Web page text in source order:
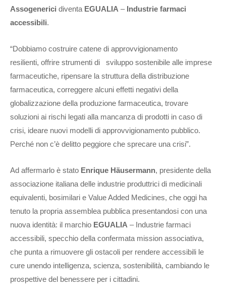
Assogenerici diventa EGUALIA – Industrie farmaci
accessibili.
“Dobbiamo costruire catene di approvvigionamento
resilienti, offrire strumenti di sviluppo sostenibile alle imprese
farmaceutiche, ripensare la struttura della distribuzione
farmaceutica, correggere alcuni effetti negativi della
globalizzazione della produzione farmaceutica, trovare
soluzioni ai rischi legati alla mancanza di prodotti in caso di
crisi, ideare nuovi modelli di approvvigionamento pubblico.
Perché non c’è delitto peggiore che sprecare una crisi”.
Ad affermarlo è stato Enrique Häusermann, presidente della
associazione italiana delle industrie produttrici di medicinali
equivalenti, bosimilari e Value Added Medicines, che oggi ha
tenuto la propria assemblea pubblica presentandosi con una
nuova identità: il marchio EGUALIA – Industrie farmaci
accessibili, specchio della confermata mission associativa,
che punta a rimuovere gli ostacoli per rendere accessibili le
cure unendo intelligenza, scienza, sostenibilità, cambiando le
prospettive del benessere per i cittadini.